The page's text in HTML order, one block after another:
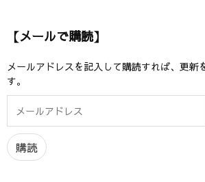
【メールで購読】
メールアドレスを記入して購読すれば、更新
す。
ル
ア
ド
購読